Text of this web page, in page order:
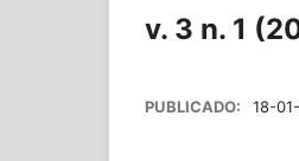
v. 3 n. 1
PUBLICADO: 18-